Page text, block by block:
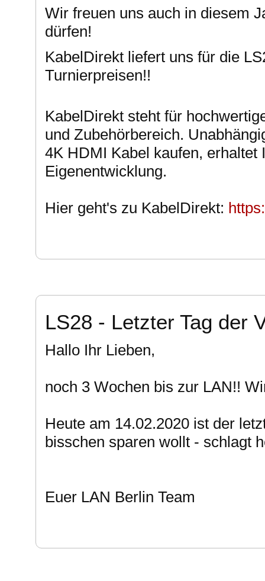
Wir freuen uns auch in diesem
dürfen!
KabelDirekt liefert uns für die
Turnierpreisen!!
KabelDirekt steht für
und Zubehörbereich.
4K HDMI Kabel kaufen,
Eigenentwicklung.
Hier geht's zu KabelDirekt:
LS28 - Letzter Tag der
Hallo Ihr Lieben,
noch 3 Wochen bis zur LAN!!
Heute am 14.02.2020 ist der
bisschen sparen wollt - schlagt
Euer LAN Berlin Team